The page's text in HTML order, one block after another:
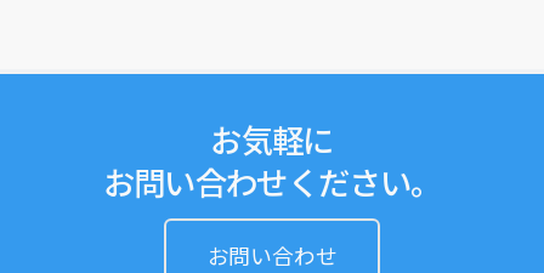
お気軽に
お問い合わせください。
お問い合わせ